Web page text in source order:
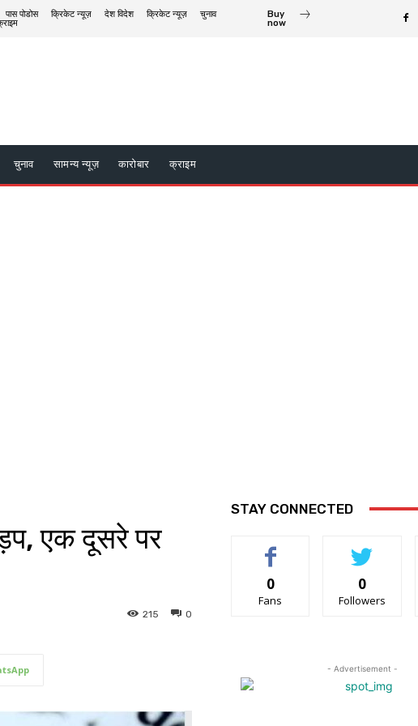
पास पोडोस क्रिकेट न्यूज़ देश विदेश क्रिकेट न्यूज़
चुनाव
Buy
now
चुनाव सामन्य न्यूज़ कारोबार क्राइम
एक दूसरे पर
0
215
STAY CONNECTED
0
Fans
0
Followers
- Advertisement -